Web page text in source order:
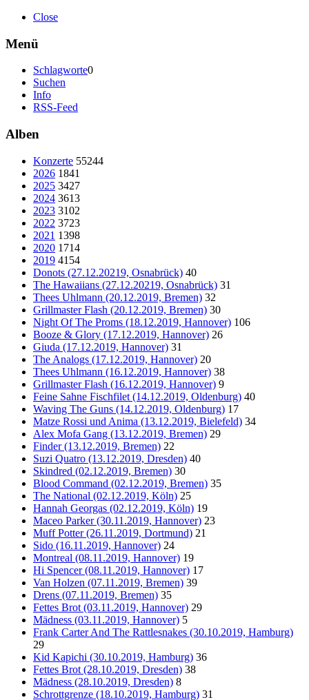
Close
Menü
Schlagworte0
Suchen
Info
RSS-Feed
Alben
Konzerte 55244
2026 1841
2025 3427
2024 3613
2023 3102
2022 3723
2021 1398
2020 1714
2019 4154
Donots (27.12.20219, Osnabrück) 40
The Hawaiians (27.12.20219, Osnabrück) 31
Thees Uhlmann (20.12.2019, Bremen) 32
Grillmaster Flash (20.12.2019, Bremen) 30
Night Of The Proms (18.12.2019, Hannover) 106
Booze & Glory (17.12.2019, Hannover) 26
Giuda (17.12.2019, Hannover) 31
The Analogs (17.12.2019, Hannover) 20
Thees Uhlmann (16.12.2019, Hannover) 38
Grillmaster Flash (16.12.2019, Hannover) 9
Feine Sahne Fischfilet (14.12.2019, Oldenburg) 40
Waving The Guns (14.12.2019, Oldenburg) 17
Matze Rossi und Anima (13.12.2019, Bielefeld) 34
Alex Mofa Gang (13.12.2019, Bremen) 29
Finder (13.12.2019, Bremen) 22
Suzi Quatro (13.12.2019, Dresden) 40
Skindred (02.12.2019, Bremen) 30
Blood Command (02.12.2019, Bremen) 35
The National (02.12.2019, Köln) 25
Hannah Georgas (02.12.2019, Köln) 19
Maceo Parker (30.11.2019, Hannover) 23
Muff Potter (26.11.2019, Dortmund) 21
Sido (16.11.2019, Hannover) 24
Montreal (08.11.2019, Hannover) 19
Hi Spencer (08.11.2019, Hannover) 17
Van Holzen (07.11.2019, Bremen) 39
Drens (07.11.2019, Bremen) 35
Fettes Brot (03.11.2019, Hannover) 29
Mädness (03.11.2019, Hannover) 5
Frank Carter And The Rattlesnakes (30.10.2019, Hamburg)
29
Kid Kapichi (30.10.2019, Hamburg) 36
Fettes Brot (28.10.2019, Dresden) 38
Mädness (28.10.2019, Dresden) 8
Schrottgrenze (18.10.2019, Hamburg) 31